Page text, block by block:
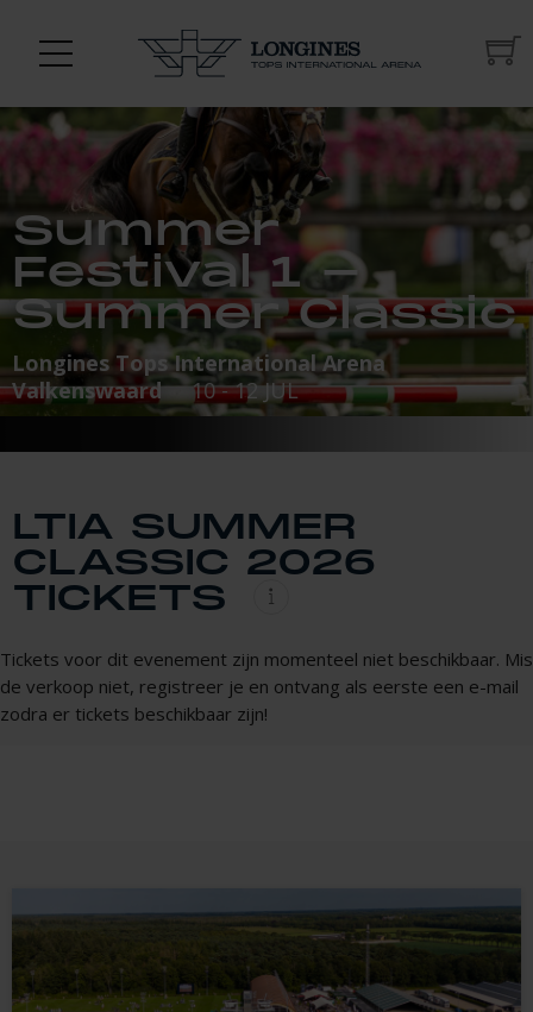
Summer
Festival 1 -
Summer Classic
Longines Tops International Arena
Valkenswaard
10 - 12 JUL
LTIA SUMMER
CLASSIC 2026
TICKETS
Tickets voor dit evenement zijn momenteel niet beschikbaar. Mis
de verkoop niet, registreer je en ontvang als eerste een e-mail
zodra er tickets beschikbaar zijn!